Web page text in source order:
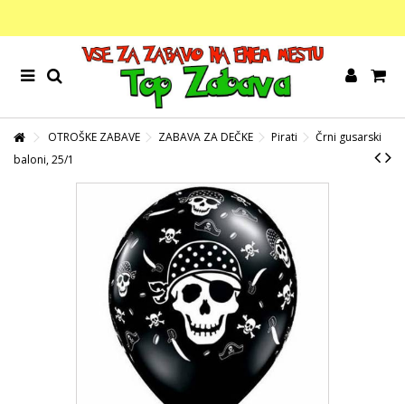
OTROŠKE ZABAVE ZABAVA ZA DEČKE Pirati
Črni gusarski
baloni, 25/1